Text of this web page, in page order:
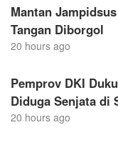
Mantan
Tangan Diborgol
20 hours ago
Pemprov DKI
Diduga Senjata di
20 hours ago